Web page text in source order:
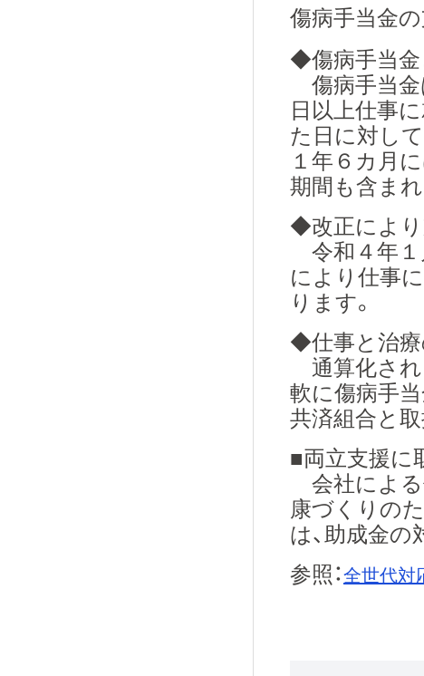
傷病手当金
◆傷病手当金
傷病手当金
日以上仕事
た日に対し
１年６カ月
期間も含まれ
◆改正により
令和４年１
により仕事
ります。
◆仕事と治療
通算化され
軟に傷病手
共済組合と
■両立支援に
会社による
康づくりの
は、助成金の
参照：全世代対